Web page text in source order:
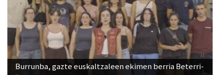
Burrunba, gazte euskaltzaleen ekimen berria Beterri-